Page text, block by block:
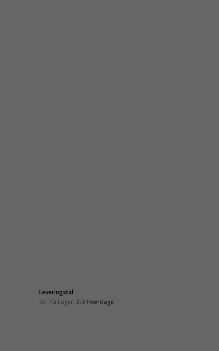
Leveringstid
Str. På Lager: 2-3 Hverdage